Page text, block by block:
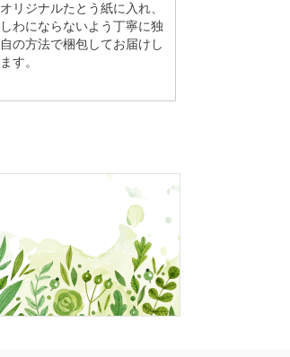
オリジナルたとう紙に入れ、
しわにならないよう丁寧に独
自の方法で梱包してお届けし
ます。